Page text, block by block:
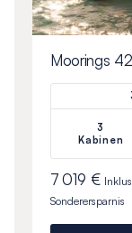
Moorings
3
Kabinen
7 019 €
Sonderersparnis